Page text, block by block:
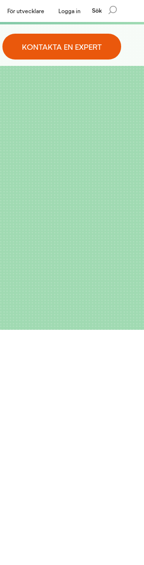
För utvecklare Logga in Sök
KONTAKTA EN EXPERT